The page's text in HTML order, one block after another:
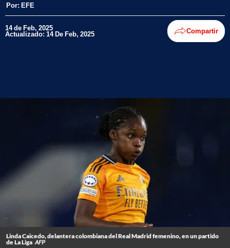
Por: EFE
14 de Feb, 2025
Actualizado: 14 De Feb, 2025 Compartir
Linda Caicedo, delantera colombiana del Real Madrid femenino, en un partido
de La Liga AFP